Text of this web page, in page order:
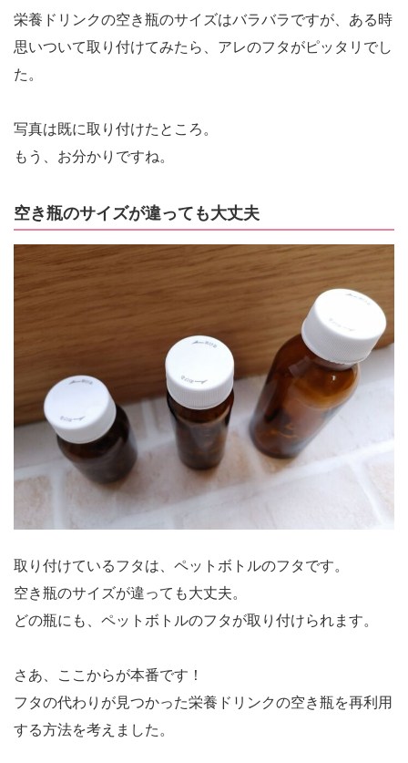
栄養ドリンクの空き瓶のサイズはバラバラですが、ある時
思いついて取り付けてみたら、アレのフタがピッタリでし
た。
写真は既に取り付けたところ。
もう、お分かりですね。
空き瓶のサイズが違っても大丈夫
取り付けているフタは、ペットボトルのフタです。
空き瓶のサイズが違っても大丈夫。
どの瓶にも、ペットボトルのフタが取り付けられます。
さあ、ここからが本番です！
フタの代わりが見つかった栄養ドリンクの空き瓶を再利用
する方法を考えました。